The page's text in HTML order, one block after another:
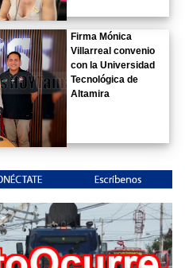
Firma Mónica
Villarreal convenio
con la Universidad
Tecnológica de
Altamira